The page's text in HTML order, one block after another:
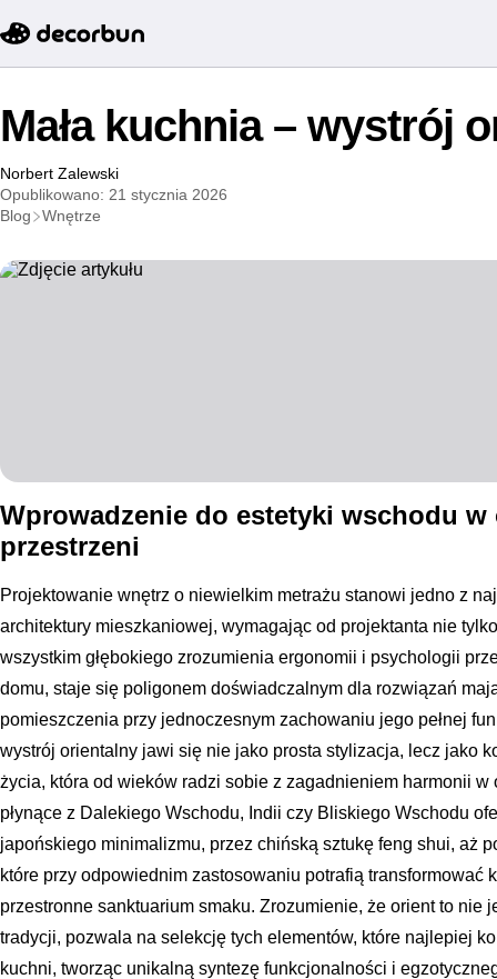
Mała kuchnia – wystrój
Norbert Zalewski
Opublikowano: 21 stycznia 2026
Blog
Wnętrze
Wprowadzenie do estetyki wschodu
przestrzeni
Projektowanie wnętrz o niewielkim metrażu stanowi jedno z
architektury mieszkaniowej, wymagając od projektanta nie
wszystkim głębokiego zrozumienia ergonomii i psychologii
domu, staje się poligonem doświadczalnym dla rozwiązań
pomieszczenia przy jednoczesnym zachowaniu jego pełnej
wystrój orientalny jawi się nie jako prosta stylizacja, lecz jako
życia, która od wieków radzi sobie z zagadnieniem harmonii
płynące z Dalekiego Wschodu, Indii czy Bliskiego Wschodu
japońskiego minimalizmu, przez chińską sztukę feng shui, aż
które przy odpowiednim zastosowaniu potrafią transformować
przestronne sanktuarium smaku. Zrozumienie, że orient to nie
tradycji, pozwala na selekcję tych elementów, które najlepiej
kuchni, tworząc unikalną syntezę funkcjonalności i